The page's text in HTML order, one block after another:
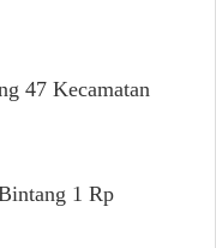
47 Kecamatan
1 Rp